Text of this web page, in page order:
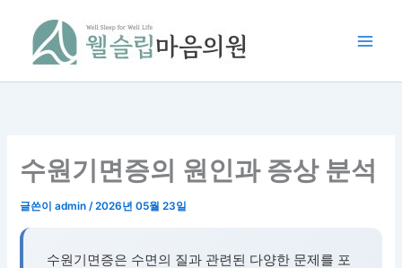
수원기면증의 원인과 증상 분석
글쓴이admin/2026년 05월 23일
수원기면증은 수면의 질과 관련된 다양한 문제를 포